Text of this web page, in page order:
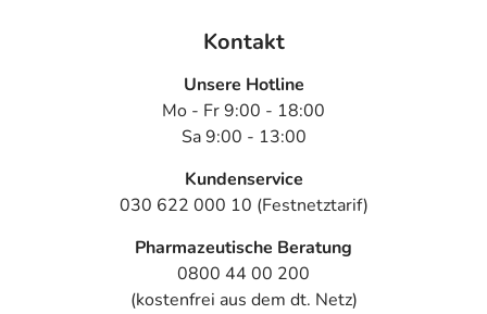
Kontakt
Unsere Hotline
Mo - Fr 9:00 - 18:00
Sa 9:00 - 13:00
Kundenservice
030 622 000 10 (Festnetztarif)
Pharmazeutische Beratung
0800 44 00 200
(kostenfrei aus dem dt. Netz)